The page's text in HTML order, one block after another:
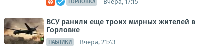
ГОРЛОВКА Вчера, 17:15
ВСУ ранили еще троих мирных жителей в
Горловке
ПАБЛИКИ Вчера, 21:43